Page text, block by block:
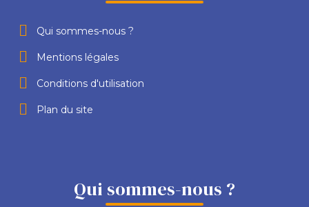
Qui sommes-nous ?
Mentions légales
Conditions d'utilisation
Plan du site
Qui sommes-nous ?